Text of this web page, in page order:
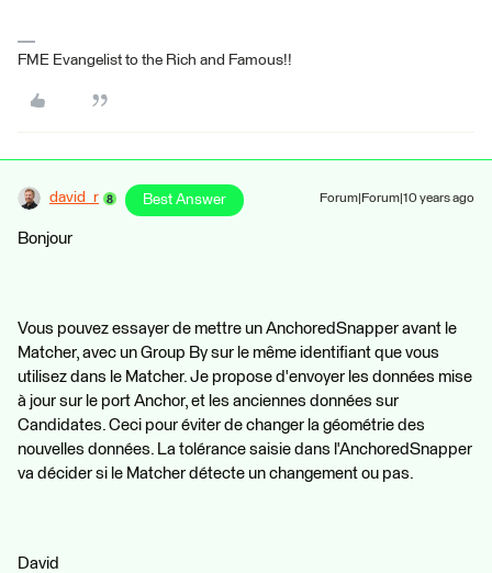
FME Evangelist to the Rich and Famous!!
david_r Best Answer Forum|Forum|10 years ago
Bonjour
Vous pouvez essayer de mettre un AnchoredSnapper avant le
Matcher, avec un Group By sur le même identifiant que vous
utilisez dans le Matcher. Je propose d'envoyer les données mise
à jour sur le port Anchor, et les anciennes données sur
Candidates. Ceci pour éviter de changer la géométrie des
nouvelles données. La tolérance saisie dans l'AnchoredSnapper
va décider si le Matcher détecte un changement ou pas.
David